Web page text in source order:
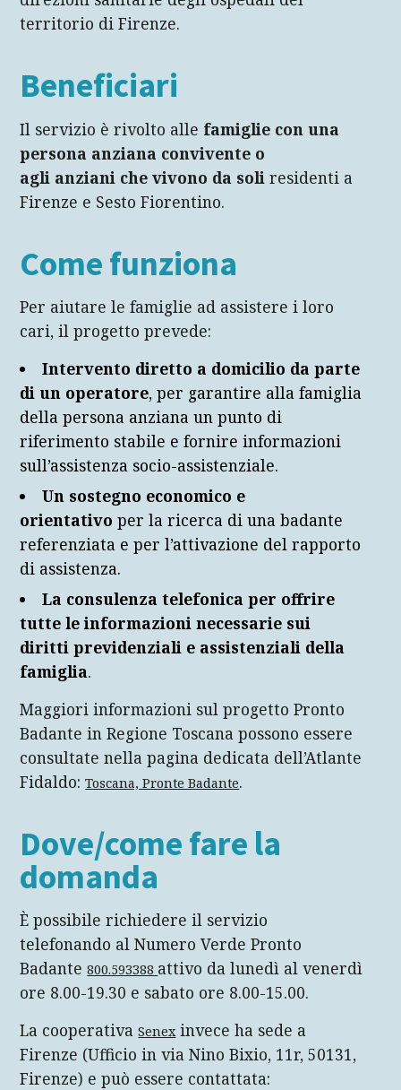
territorio di Firenze.
Beneficiari
Il servizio è rivolto alle famiglie con una
persona anziana convivente o
agli anziani che vivono da soliresidenti a
Firenze e Sesto Fiorentino.
Come funziona
Per aiutare le famiglie ad assistere i loro
cari, il progetto prevede:
Intervento diretto a domicilio da parte
di un operatore, per garantire alla famiglia
della persona anziana un punto di
riferimento stabile e fornire informazioni
sull’assistenza socio-assistenziale.
Un sostegno economico e
orientativoper la ricerca di una badante
referenziata e per l’attivazione del rapporto
di assistenza.
La consulenza telefonica per offrire
tutte le informazioni necessarie sui
diritti previdenziali e assistenziali della
famiglia.
Maggiori informazioni sul progetto Pronto
Badante in Regione Toscana possono essere
consultate nella pagina dedicata dell’Atlante
Fidaldo:Toscana, Pronte Badante.
Dove/come fare la
domanda
È possibile richiedere il servizio
telefonando al Numero Verde Pronto
Badante800.593388 attivo da lunedì al venerdì
ore 8.00-19.30 e sabato ore 8.00-15.00.
La cooperativaSenex invece ha sede a
Firenze (Ufficio in via Nino Bixio, 11r, 50131,
Firenze) e può essere contattata: